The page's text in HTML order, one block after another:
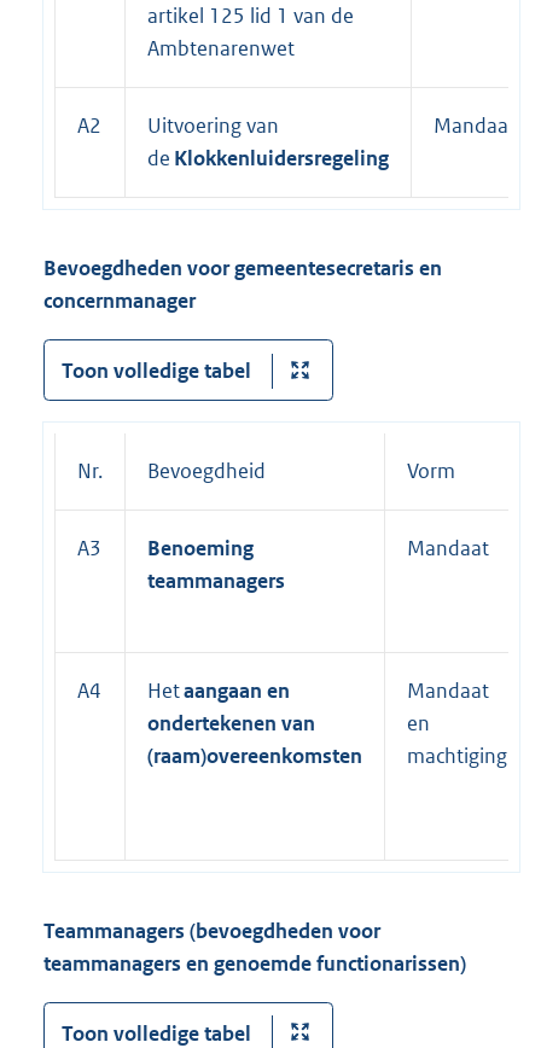
artikel 125 lid 1 van de
Ambtenarenwet
A2
Uitvoering van
de Klokkenluidersregeling
Mandaat
Bevoegdheden voor gemeentesecretaris en
concernmanager
Toon volledige tabel
Nr. Bevoegdheid Vorm
A3
Benoeming
teammanagers
Mandaat
A4 Hetaangaan en
ondertekenen van
(raam)overeenkomsten
Mandaat
en
machtiging
Teammanagers (bevoegdheden voor
teammanagers en genoemde functionarissen)
Toon volledige tabel